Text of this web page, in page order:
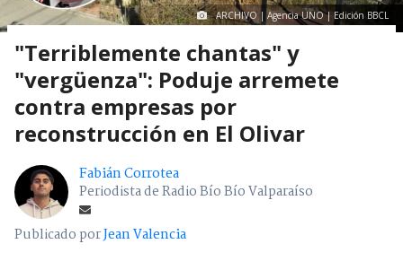
ARCHIVO | Agencia UNO | Edición BBCL
"Terriblemente chantas" y
"vergüenza": Poduje arremete
contra empresas por
reconstrucción en El Olivar
Fabián Corrotea
Periodista de Radio Bío Bío Valparaíso
Publicado porJean Valencia